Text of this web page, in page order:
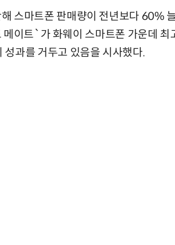
스마트폰 판매량이 전년보다 60%
이트`가 화웨이 스마트폰 가운데 최
성과를 거두고 있음을 시사했다.